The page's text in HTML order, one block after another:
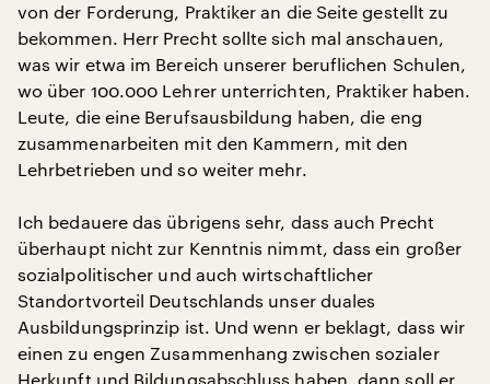
von der Forderung, Praktiker an die Seite gestellt zu
bekommen. Herr Precht sollte sich mal anschauen,
was wir etwa im Bereich unserer beruflichen Schulen,
wo über 100.000 Lehrer unterrichten, Praktiker haben.
Leute, die eine Berufsausbildung haben, die eng
zusammenarbeiten mit den Kammern, mit den
Lehrbetrieben und so weiter mehr.
Ich bedauere das übrigens sehr, dass auch Precht
überhaupt nicht zur Kenntnis nimmt, dass ein großer
sozialpolitischer und auch wirtschaftlicher
Standortvorteil Deutschlands unser duales
Ausbildungsprinzip ist. Und wenn er beklagt, dass wir
einen zu engen Zusammenhang zwischen sozialer
Herkunft und Bildungsabschluss haben, dann soll er